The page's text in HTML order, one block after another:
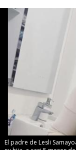
El padre de Lesli